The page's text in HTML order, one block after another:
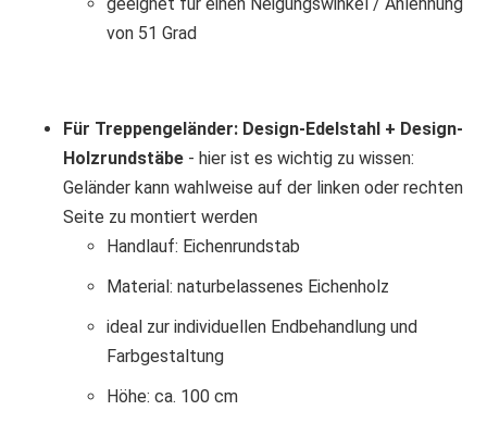
von 51 Grad
Für Treppengeländer: Design-Edelstahl + Design-
Holzrundstäbe - hier ist es wichtig zu wissen:
Geländer kann wahlweise auf der linken oder rechten
Seite zu montiert werden
Handlauf: Eichenrundstab
Material: naturbelassenes Eichenholz
ideal zur individuellen Endbehandlung und
Farbgestaltung
Höhe: ca. 100 cm